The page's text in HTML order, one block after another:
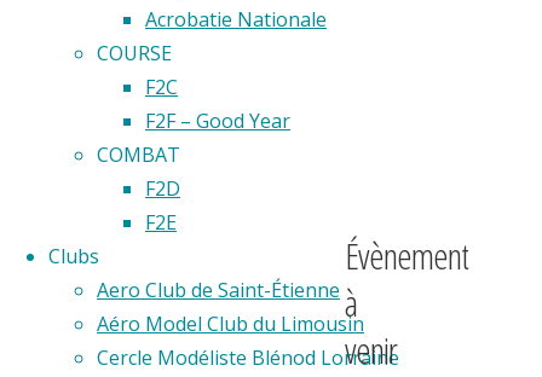
Acrobatie Nationale
COURSE
F2C
F2F – Good Year
COMBAT
F2D
F2E
Clubs
Aero Club de Saint-Étienne
Aéro Model Club du Limousin
Cercle Modéliste Blénod Lorraine
Évènement
à
venir